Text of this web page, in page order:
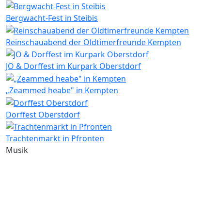
Bergwacht-Fest in Steibis
Reinschauabend der Oldtimerfreunde Kempten
JO & Dorffest im Kurpark Oberstdorf
„Zeammed heabe" in Kempten
Dorffest Oberstdorf
Trachtenmarkt in Pfronten
Musik